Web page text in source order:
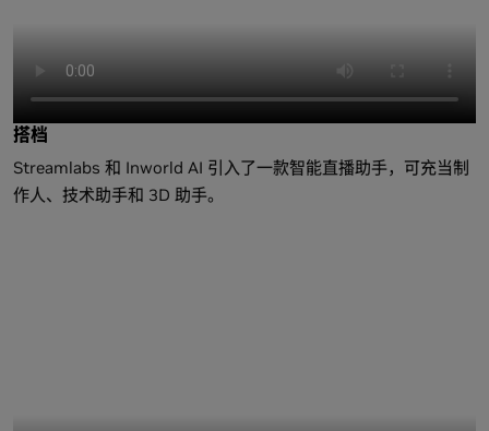
搭档
Streamlabs 和 Inworld AI 引入了一款智能直播助手，可充当制
作人、技术助手和 3D 助手。